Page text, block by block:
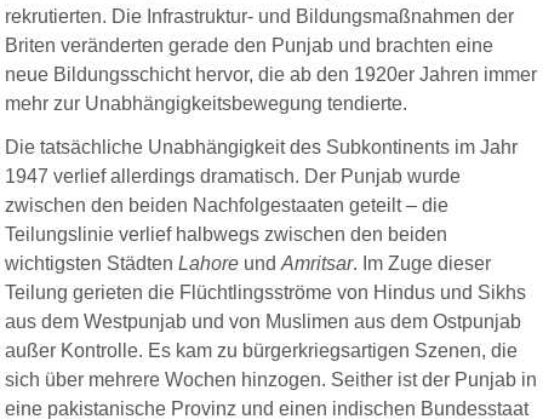
rekrutierten. Die Infrastruktur- und Bildungsmaßnahmen der
Briten veränderten gerade den Punjab und brachten eine
neue Bildungsschicht hervor, die ab den 1920er Jahren immer
mehr zur Unabhängigkeitsbewegung tendierte.
Die tatsächliche Unabhängigkeit des Subkontinents im Jahr
1947 verlief allerdings dramatisch. Der Punjab wurde
zwischen den beiden Nachfolgestaaten geteilt – die
Teilungslinie verlief halbwegs zwischen den beiden
wichtigsten StädtenLahore undAmritsar. Im Zuge dieser
Teilung gerieten die Flüchtlingsströme von Hindus und Sikhs
aus dem Westpunjab und von Muslimen aus dem Ostpunjab
außer Kontrolle. Es kam zu bürgerkriegsartigen Szenen, die
sich über mehrere Wochen hinzogen. Seither ist der Punjab in
eine pakistanische Provinz und einen indischen Bundesstaat